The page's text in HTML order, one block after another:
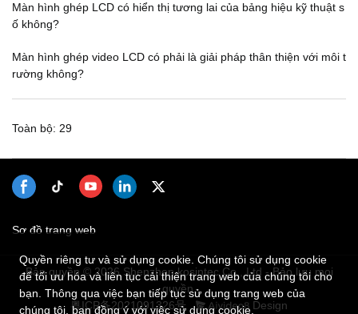
Màn hình ghép LCD có hiển thị tương lai của bảng hiệu kỹ thuật s
ố không?
Màn hình ghép video LCD có phải là giải pháp thân thiện với môi t
rường không?
Toàn bộ: 29
Sơ đồ trang web
Bản quyền © 2026 Shenzhen kosintec Co., Ltd - Bảo lưu mọi
quyền.
粤ICP备2021091326号
Design
Quyền riêng tư và sử dụng cookie. Chúng tôi sử dụng cookie
để tối ưu hóa và liên tục cải thiện trang web của chúng tôi cho
bạn. Thông qua việc bạn tiếp tục sử dụng trang web của
chúng tôi, bạn đồng ý với việc sử dụng cookie.